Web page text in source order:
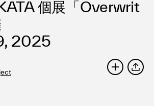
Events
個展「Overwrit
2025